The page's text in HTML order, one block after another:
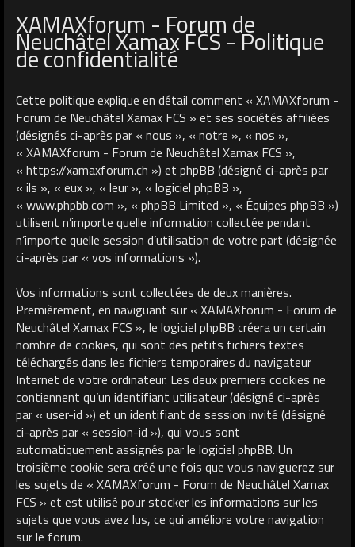
XAMAXforum - Forum de
Neuchâtel Xamax FCS - Politique
de confidentialité
Cette politique explique en détail comment « XAMAXforum -
Forum de Neuchâtel Xamax FCS » et ses sociétés affiliées
(désignés ci-après par « nous », « notre », « nos »,
« XAMAXforum - Forum de Neuchâtel Xamax FCS »,
« https://xamaxforum.ch ») et phpBB (désigné ci-après par
« ils », « eux », « leur », « logiciel phpBB »,
« www.phpbb.com », « phpBB Limited », « Équipes phpBB »)
utilisent n’importe quelle information collectée pendant
n’importe quelle session d’utilisation de votre part (désignée
ci-après par « vos informations »).
Vos informations sont collectées de deux manières.
Premièrement, en naviguant sur « XAMAXforum - Forum de
Neuchâtel Xamax FCS », le logiciel phpBB créera un certain
nombre de cookies, qui sont des petits fichiers textes
téléchargés dans les fichiers temporaires du navigateur
Internet de votre ordinateur. Les deux premiers cookies ne
contiennent qu’un identifiant utilisateur (désigné ci-après
par « user-id ») et un identifiant de session invité (désigné
ci-après par « session-id »), qui vous sont
automatiquement assignés par le logiciel phpBB. Un
troisième cookie sera créé une fois que vous naviguerez sur
les sujets de « XAMAXforum - Forum de Neuchâtel Xamax
FCS » et est utilisé pour stocker les informations sur les
sujets que vous avez lus, ce qui améliore votre navigation
sur le forum.